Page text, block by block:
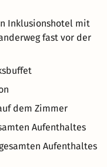
Inklusionshotel mit
fast vor der
dem Zimmer
Aufenthaltes
Aufenthaltes